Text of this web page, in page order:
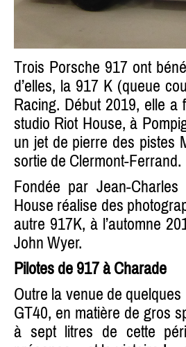
Trois Porsche 917 ont
d’elles, la 917 K (queue
Racing. Début 2019, elle a
studio Riot House, à
un jet de pierre des pistes
sortie de Clermont-Ferrand.
Fondée par Jean-
House réalise des
autre 917K, à l’automne
John Wyer.
Pilotes de 917 à Charade
Outre la venue de
GT40, en matière de gros
à sept litres de cette